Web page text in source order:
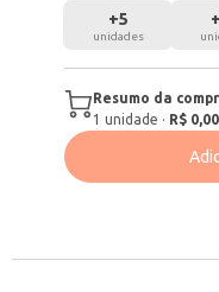
+5
unidades
+
Resumo da
1 unidade · R$ 0,00